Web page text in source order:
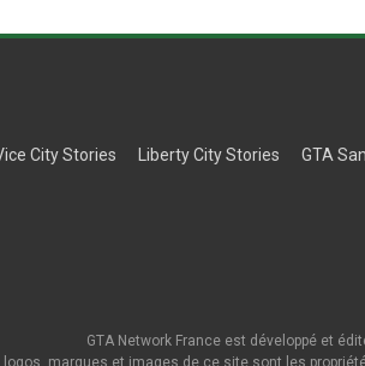
City Stories Liberty City Stories GTA
GTA Network France est développé et